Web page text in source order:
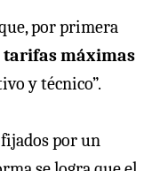
por primera
tarifas máximas
y técnico”.
por un